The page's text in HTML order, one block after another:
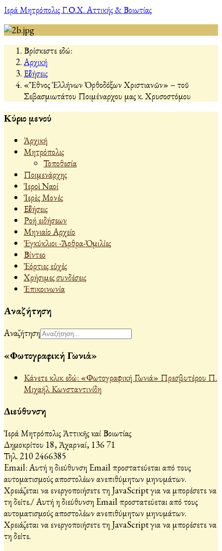
Ιερά Μητρόπολις Γ.Ο.Χ. Αττικής & Βοιωτίας
Βρίσκεστε εδώ:
Αρχική
Εἰδήσεις
«Ἔθνος Ἑλλήνων Ὀρθοδόξων Χριστιανῶν» – τοῦ
Σεβασμιωτάτου Ποιμέναρχου μας κ. Χρυσοστόμου
Κύριο μενού
Ἀρχική
Μητρόπολις
Τοποθεσία
Ποιμενάρχης
Ἱεροὶ Ναοί
Ἱερὲς Μονές
Εἰδήσεις
Ροή ειδήσεων
Μηνιαίο Αρχείο
Ἐγκύκλιοι -Ἄρθρα-Ὁμιλίες
Βίντεο
Ἐόρτιες εὐχές
Χρήσιμες συνδέσεις
Ἐπικοινωνία
Αναζήτηση
Αναζήτηση
«Φωτογραφική Γωνιά»
Κάνετε κλικ εδώ: «Φωτογραφική Γωνιά» Πρεσβυτέρου Π.
Μιχαήλ Κωνσταντινίδη
Διεύθυνση
Ἱερά Μητρόπολις Ἀττικῆς καί Βοιωτίας
Δημοκρίτου 18, Ἀχαρναί, 136 71
Τηλ. 210 2466385
Email: Αυτή η διεύθυνση Email προστατεύεται από τους
αυτοματισμούς αποστολέων ανεπιθύμητων μηνυμάτων.
Χρειάζεται να ενεργοποιήσετε τη JavaScript για να μπορέσετε να
τη δείτε./Αυτή η διεύθυνση Email προστατεύεται από τους
αυτοματισμούς αποστολέων ανεπιθύμητων μηνυμάτων.
Χρειάζεται να ενεργοποιήσετε τη JavaScript για να μπορέσετε να
τη δείτε.